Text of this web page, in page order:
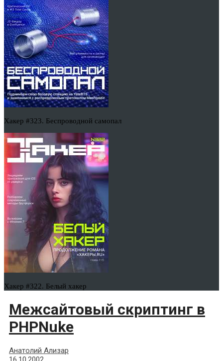
Хакер #323. Беспроводной самопал
Хакер #322. Белый хакер
Межсайтовый скриптинг в
PHPNuke
Анатолий Ализар